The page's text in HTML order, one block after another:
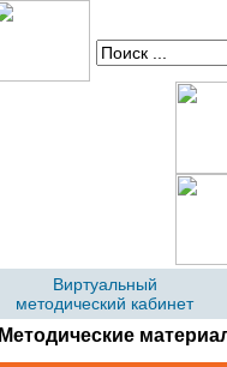
Виртуальный
методический кабинет
Методические